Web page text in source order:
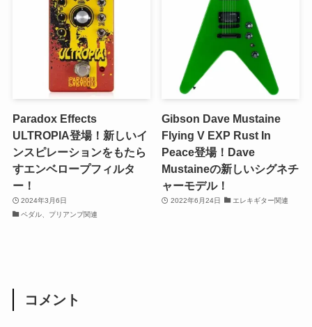
Paradox Effects
ULTROPIA登場！新しいイ
ンスピレーションをもたら
すエンベロープフィルタ
ー！
2024年3月6日
ペダル、プリアンプ関連
Gibson Dave Mustaine
Flying V EXP Rust In
Peace登場！Dave
Mustaineの新しいシグネチ
ャーモデル！
2022年6月24日 エレキギター関連
コメント